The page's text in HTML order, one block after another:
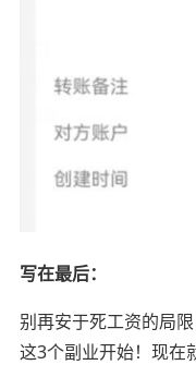
写在最后：
别再安于死工资的局
这3个副业开始！现在